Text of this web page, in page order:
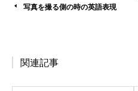
写真を撮る側の時の英語表現
関連記事